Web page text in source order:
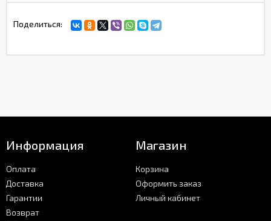
Поделиться:
Информация
Оплата
Доставка
Гарантии
Возврат
Магазин
Корзина
Оформить заказ
Личный кабинет